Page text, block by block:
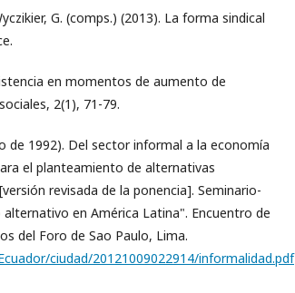
G. (comps.) (2013). La forma sindical
en momentos de aumento de
2(1), 71-79.
de 1992). Del sector informal a la economía
el planteamiento de alternativas
revisada de la ponencia]. Seminario-
en América Latina". Encuentro de
del Foro de Sao Paulo, Lima.
ciudad/20121009022914/informalidad.pdf